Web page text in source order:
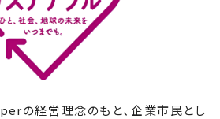
の経営理念のもと、企業市民とし